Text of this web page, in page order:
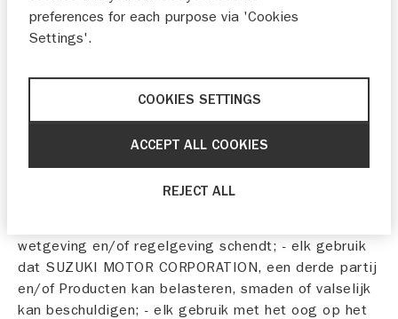
om welke reden dan ook. Lees het Instructieboekje
aandachtig door, in het bijzonder als u het Product
gebruikt. Dit geldt ook oor eventueel aanvullend
op een van de volgende manieren: - elk gebruik dat
wetgeving en/of regelgeving schendt; - elk gebruik
dat SUZUKI MOTOR CORPORATION, een derde partij
en/of Producten kan belasteren, smaden of valselijk
kan beschuldigen; - elk gebruik met het oog op het
preferences for each purpose via 'Cookies
Settings'.
COOKIES SETTINGS
REJECT ALL
ACCEPT ALL COOKIES